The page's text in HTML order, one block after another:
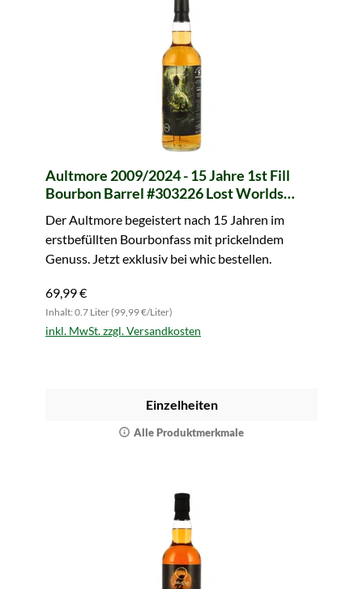
Aultmore 2009/2024 - 15 Jahre 1st Fill
Bourbon Barrel #303226 Lost Worlds
Der Aultmore begeistert nach 15 Jahren im
erstbefüllten Bourbonfass mit prickelndem
Genuss. Jetzt exklusiv bei whic bestellen.
69,99 €
Inhalt: 0.7 Liter (99,99 €/Liter)
inkl. MwSt. zzgl. Versandkosten
Einzelheiten
Alle Produktmerkmale